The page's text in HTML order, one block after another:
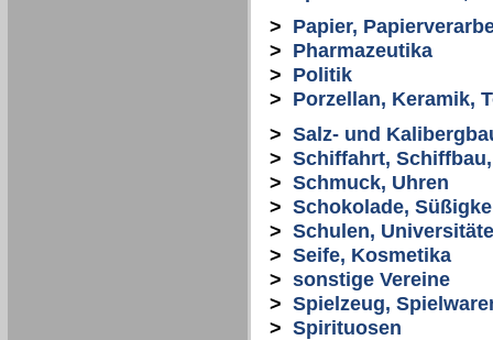
> Papier,
> Pharmazeutika
> Politik
> Porzellan, Keramik,
> Salz- und
> Schiffahrt,
> Schmuck, Uhren
> Schokolade,
> Schulen,
> Seife, Kosmetika
> sonstige Vereine
> Spielzeug,
> Spirituosen